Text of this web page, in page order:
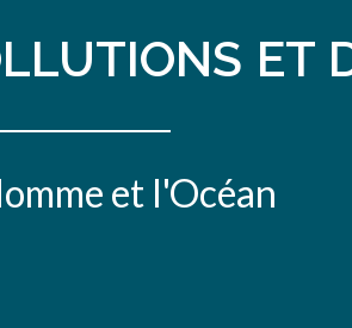
ET
et l'Océan